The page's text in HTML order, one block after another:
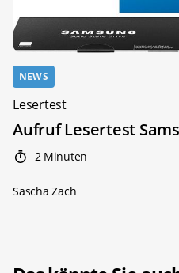
NEWS
Lesertest
Aufruf Lesertest
2 Minuten
Sascha Zäch